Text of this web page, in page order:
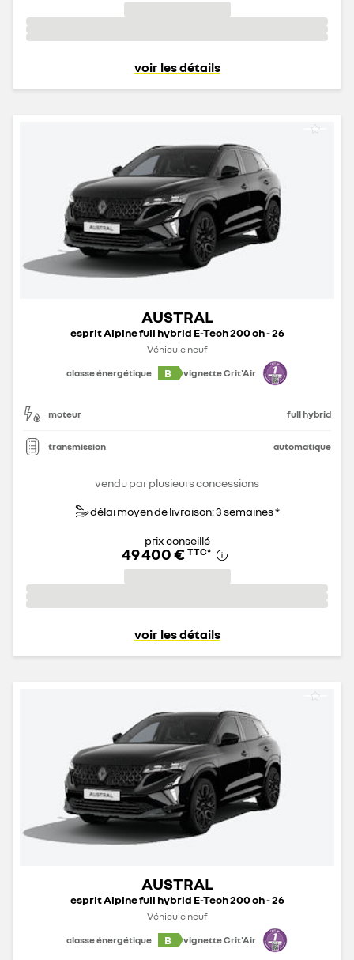
voir les détails
AUSTRAL
esprit Alpine full hybrid E-Tech 200 ch - 26
Véhicule neuf
classe énergétique
B vignette Crit'Air
moteur full hybrid
transmission automatique
vendu par plusieurs concessions
délai moyen de livraison: 3 semaines *
prix conseillé
49 400 € TTC*
voir les détails
AUSTRAL
esprit Alpine full hybrid E-Tech 200 ch - 26
Véhicule neuf
classe énergétique
B vignette Crit'Air